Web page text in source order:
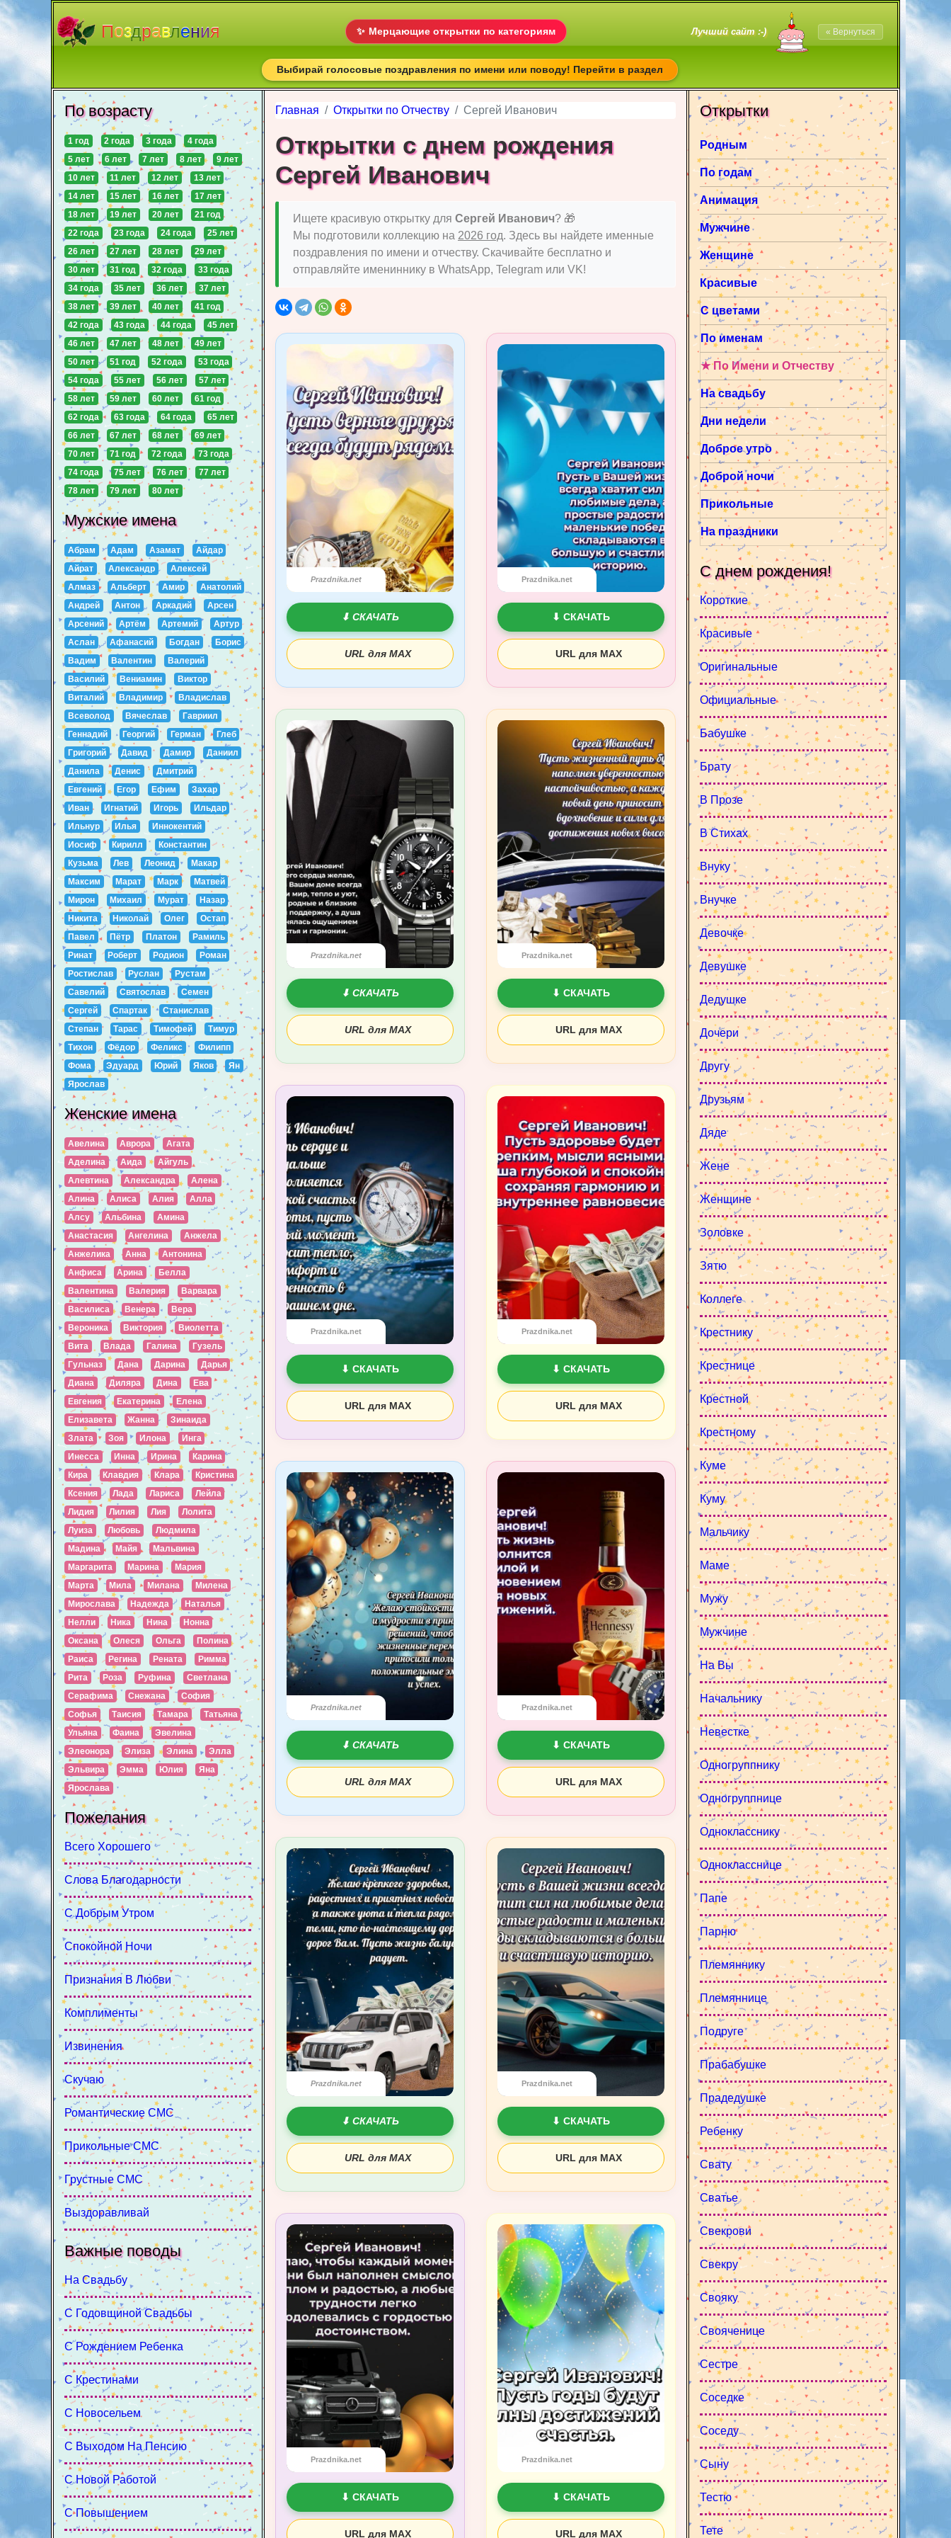
Поздравления ✨ Мерцающие открытки по категориям Лучший сайт :-) « Вернуться
Выбирай голосовые поздравления по имени или поводу! Перейти в раздел
Главная Открытки по Отчеству Сергей Иванович
Открытки с днем рождения
Сергей Иванович
Ищете красивую открытку для Сергей Иванович? 🎁
Мы подготовили коллекцию на 2026 год. Здесь вы найдете именные
поздравления по имени и отчеству. Скачивайте бесплатно и
отправляйте имениннику в WhatsApp, Telegram или VK!
Prazdnika.net
⬇ СКАЧАТЬ
URL для MAX
Prazdnika.net
⬇ СКАЧАТЬ
URL для MAX
Prazdnika.net
⬇ СКАЧАТЬ
URL для MAX
Prazdnika.net
⬇ СКАЧАТЬ
URL для MAX
Prazdnika.net
⬇ СКАЧАТЬ
URL для MAX
Prazdnika.net
⬇ СКАЧАТЬ
URL для MAX
Prazdnika.net
⬇ СКАЧАТЬ
URL для MAX
Prazdnika.net
⬇ СКАЧАТЬ
URL для MAX
Prazdnika.net
⬇ СКАЧАТЬ
URL для MAX
Prazdnika.net
⬇ СКАЧАТЬ
URL для MAX
Prazdnika.net
⬇ СКАЧАТЬ
URL для MAX
Prazdnika.net
⬇ СКАЧАТЬ
URL для MAX
Открытки
Родным
По годам
Анимация
Мужчине
Женщине
Красивые
С цветами
По именам
★ По Имени и Отчеству
На свадьбу
Дни недели
Доброе утро
Доброй ночи
Прикольные
На праздники
С днем рождения!
Короткие
Красивые
Оригинальные
Официальные
Бабушке
Брату
В Прозе
В Стихах
Внуку
Внучке
Девочке
Девушке
Дедушке
Дочери
Другу
Друзьям
Дяде
Жене
Женщине
Золовке
Зятю
Коллеге
Крестнику
Крестнице
Крестной
Крестному
Куме
Куму
Мальчику
Маме
Мужу
Мужчине
На Вы
Начальнику
Невестке
Одногруппнику
Одногруппнице
Однокласснику
Однокласснице
Папе
Парню
Племяннику
Племяннице
Подруге
Прабабушке
Прадедушке
Ребенку
Свату
Сватье
Свекрови
Свекру
Свояку
Свояченице
Сестре
Соседке
Соседу
Сыну
Тестю
Тете
По возрасту
1 год 2 года 3 года
4 года
5 лет
6 лет 7 лет 8 лет
9 лет
10 лет
11 лет 12 лет
13 лет
14 лет
15 лет 16 лет
17 лет
18 лет
19 лет 20 лет
21 год
22 года
23 года 24 года
25 лет
26 лет
27 лет 28 лет
29 лет
30 лет
31 год 32 года
33 года
34 года
35 лет 36 лет
37 лет
38 лет
39 лет 40 лет
41 год
42 года
43 года 44 года
45 лет
46 лет
47 лет 48 лет
49 лет
50 лет
51 год 52 года
53 года
54 года
55 лет 56 лет
57 лет
58 лет
59 лет 60 лет
61 год
62 года
63 года 64 года
65 лет
66 лет
67 лет 68 лет
69 лет
70 лет
71 год 72 года
73 года
74 года
75 лет 76 лет
77 лет
78 лет
79 лет 80 лет
Мужские имена
Абрам Адам Азамат
Айдар
Айрат
Александр
Алексей
Алмаз
Альберт Амир
Анатолий
Андрей
Антон Аркадий
Арсен
Арсений
Артём Артемий
Артур
Аслан
Афанасий Богдан
Борис
Вадим
Валентин
Валерий
Василий
Вениамин
Виктор
Виталий
Владимир
Владислав
Всеволод
Вячеслав
Гавриил
Геннадий
Георгий Герман
Глеб
Григорий
Давид Дамир
Даниил
Данила
Денис
Дмитрий
Евгений
Егор Ефим
Захар
Иван
Игнатий Игорь
Ильдар
Ильнур
Илья
Иннокентий
Иосиф
Кирилл
Константин
Кузьма
Лев Леонид
Макар
Максим
Марат Марк
Матвей
Мирон
Михаил Мурат
Назар
Никита
Николай Олег
Остап
Павел
Пётр Платон
Рамиль
Ринат
Роберт Родион
Роман
Ростислав
Руслан
Рустам
Савелий
Святослав
Семен
Сергей
Спартак
Станислав
Степан
Тарас Тимофей
Тимур
Тихон
Фёдор Феликс
Филипп
Фома
Эдуард Юрий Яков
Ян
Ярослав
Женские имена
Авелина Аврора
Агата
Аделина
Аида
Айгуль
Алевтина
Александра
Алена
Алина
Алиса Алия
Алла
Алсу
Альбина
Амина
Анастасия
Ангелина
Анжела
Анжелика
Анна
Антонина
Анфиса
Арина
Белла
Валентина
Валерия
Варвара
Василиса
Венера
Вера
Вероника
Виктория
Виолетта
Вита
Влада Галина
Гузель
Гульназ
Дана Дарина
Дарья
Диана
Диляра Дина
Ева
Евгения
Екатерина
Елена
Елизавета
Жанна
Зинаида
Злата
Зоя Илона
Инга
Инесса
Инна Ирина
Карина
Кира
Клавдия Клара
Кристина
Ксения
Лада Лариса
Лейла
Лидия
Лилия Лия
Лолита
Луиза
Любовь
Людмила
Мадина
Майя
Мальвина
Маргарита
Марина
Мария
Марта
Мила Милана
Милена
Мирослава
Надежда
Наталья
Нелли
Ника Нина
Нонна
Оксана
Олеся Ольга
Полина
Раиса
Регина Рената
Римма
Рита
Роза Руфина
Светлана
Серафима
Снежана
София
Софья
Таисия Тамара
Татьяна
Ульяна
Фаина
Эвелина
Элеонора
Элиза Элина
Элла
Эльвира
Эмма Юлия
Яна
Ярослава
Пожелания
Всего Хорошего
Слова Благодарности
С Добрым Утром
Спокойной Ночи
Признания В Любви
Комплименты
Извинения
Скучаю
Романтические СМС
Прикольные СМС
Грустные СМС
Выздоравливай
Важные поводы
На Свадьбу
С Годовщиной Свадьбы
С Рождением Ребенка
С Крестинами
С Новосельем
С Выходом На Пенсию
С Новой Работой
С Повышением